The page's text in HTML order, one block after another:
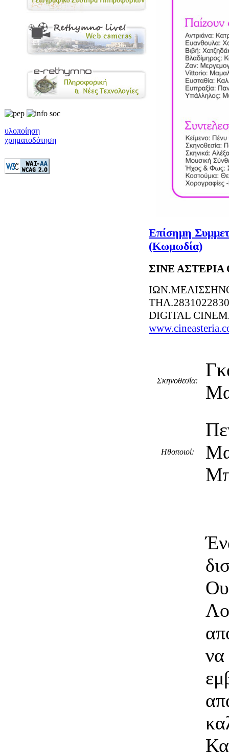
υλοποίηση
χρηματοδότηση
Επίσημη
(Κωμωδία)
ΣΙΝΕ ΑΣΤΕΡΙΑ
ΤΗΛ.2831022830
DIGITAL
Σκηνοθεσία:
Ηθοποιοί:
να